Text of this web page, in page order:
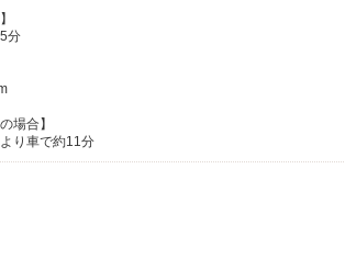
分
場合】
り車で約11分